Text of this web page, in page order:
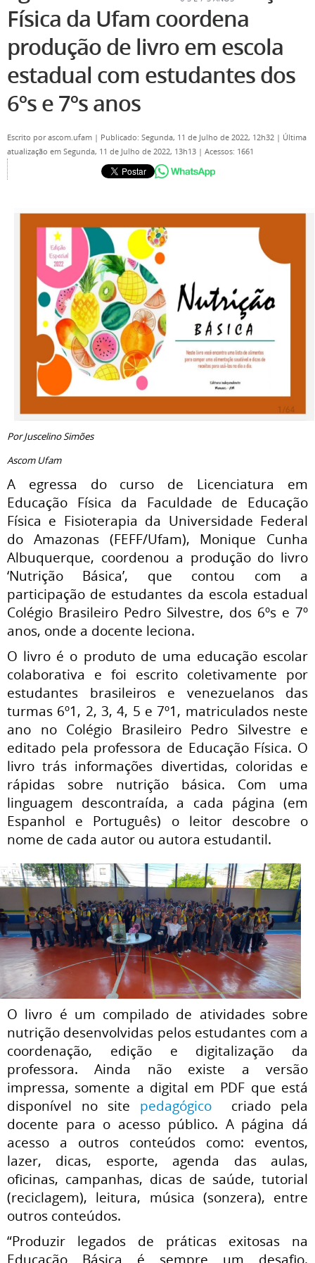
Física da Ufam coordena
produção de livro em escola
estadual com estudantes dos
6ºs e 7ºs anos
Escrito porascom.ufam | Publicado: Segunda, 11 de Julho de 2022, 12h32 | Última
atualização em Segunda, 11 de Julho de 2022, 13h13 | Acessos: 1661
Por Juscelino Simões
Ascom Ufam
A egressa do curso de Licenciatura em
Educação Física da Faculdade de Educação
Física e Fisioterapia da Universidade Federal
do Amazonas (FEFF/Ufam), Monique Cunha
Albuquerque, coordenou a produção do livro
‘Nutrição Básica’, que contou com a
participação de estudantes da escola estadual
Colégio Brasileiro Pedro Silvestre, dos 6ºs e 7º
anos, onde a docente leciona.
O livro é o produto de uma educação escolar
colaborativa e foi escrito coletivamente por
estudantes brasileiros e venezuelanos das
turmas 6º1, 2, 3, 4, 5 e 7º1, matriculados neste
ano no Colégio Brasileiro Pedro Silvestre e
editado pela professora de Educação Física. O
livro trás informações divertidas, coloridas e
rápidas sobre nutrição básica. Com uma
linguagem descontraída, a cada página (em
Espanhol e Português) o leitor descobre o
nome de cada autor ou autora estudantil.
O livro é um compilado de atividades sobre
nutrição desenvolvidas pelos estudantes com a
coordenação, edição e digitalização da
professora. Ainda não existe a versão
impressa, somente a digital em PDF que está
disponível no site pedagógico criado pela
docente para o acesso público. A página dá
acesso a outros conteúdos como: eventos,
lazer, dicas, esporte, agenda das aulas,
oficinas, campanhas, dicas de saúde, tutorial
(reciclagem), leitura, música (sonzera), entre
outros conteúdos.
“Produzir legados de práticas exitosas na
Educação Básica é sempre um desafio.